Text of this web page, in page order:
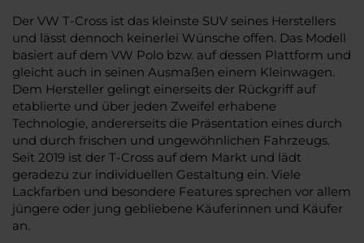
Der VW T-Cross ist das kleinste SUV seines Herstellers
und lässt dennoch keinerlei Wünsche offen. Das Modell
basiert auf dem VW Polo bzw. auf dessen Plattform und
gleicht auch in seinen Ausmaßen einem Kleinwagen.
Dem Hersteller gelingt einerseits der Rückgriff auf
etablierte und über jeden Zweifel erhabene
Technologie, andererseits die Präsentation eines durch
und durch frischen und ungewöhnlichen Fahrzeugs.
Seit 2019 ist der T-Cross auf dem Markt und lädt
geradezu zur individuellen Gestaltung ein. Viele
Lackfarben und besondere Features sprechen vor allem
jüngere oder jung gebliebene Käuferinnen und Käufer
an.